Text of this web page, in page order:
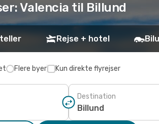
Valencia til Billund
Rejse + hotel
Flere byer Kun direkte flyrejser
Destination